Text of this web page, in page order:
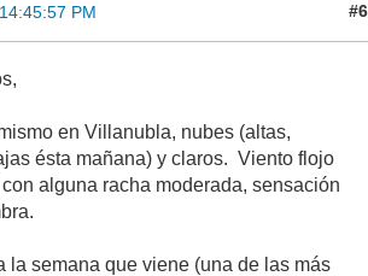
PM #6
en Villanubla, nubes (altas,
ésta mañana) y claros. Viento flojo
alguna racha moderada, sensación
la semana que viene (una de las más